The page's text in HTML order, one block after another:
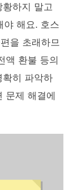
하지 말고
야 해요. 호스
을 초래하므
액 환불 등의
히 파악하
문제 해결에